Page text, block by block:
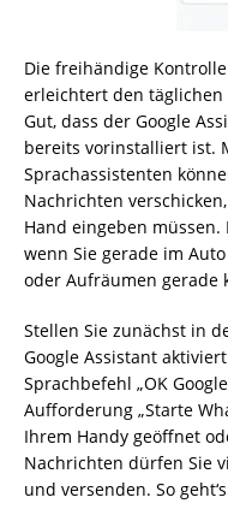
Die freihändige
erleichtert den
Gut, dass der Google
bereits vorinstalliert ist.
Sprachassistenten
Nachrichten
Hand eingeben
wenn Sie gerade im
oder Aufräumen gerade
Stellen Sie zunächst in
Google Assistant
Sprachbefehl „OK
Aufforderung „Starte
Ihrem Handy geöffnet
Nachrichten dürfen Sie
und versenden. So